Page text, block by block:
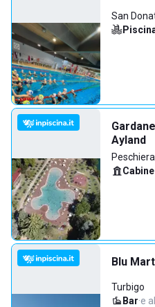
San
Ayland
Cabine
Blu
Turbigo
Bar·e